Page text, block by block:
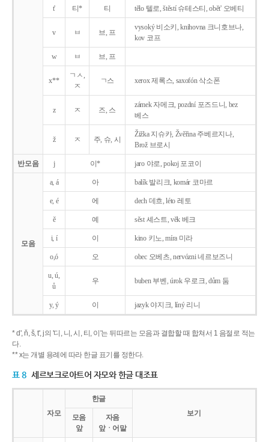
t' 티* 티 tělo 텔로, štěstí 슈테스티, obět' 오베티
v ㅂ 브, 프
vysoký 비소키, knihovna 크니호브나,
kov 코프
w ㅂ 브, 프
x**
ㄱㅅ,
ㅈ
ㄱ스 xerox 제록스, saxofón 삭소폰
z ㅈ 즈, 스
zámek 자메크, pozdní 포즈드니, bez
베스
ž ㅈ 주, 슈, 시
Žižka 지슈카, Žvěřina 주베르지나,
Brož 브로시
반모음 j 이* jaro 야로, pokoj 포코이
모음
a, á 아 balík 발리크, komár 코마르
e, é 에 dech 데흐, léto 레토
ě 예 sěst 셰스트, věk 베크
i, í 이 kino 키노, míra 미라
o,ó 오 obec 오베츠, nervózni 네르보즈니
u, ú,
ů
우 buben 부벤, úrok 우로크, dům 둠
y, ý 이 jazyk야지크, líný 리니
* d', ň, š, t', j의 '디, 니, 시, 티, 이'는 뒤따르는 모음과 결합할 때 합쳐서 1 음절로 적는
다.
** x는 개별 용례에 따라 한글 표기를 정한다.
표 8 세르보크로아트어 자모와 한글 대조표
자모
한글
보기
모음
앞
자음
앞ㆍ어말